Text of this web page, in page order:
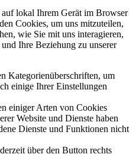
lokal Ihrem Gerät im Browser
Cookies, um uns mitzuteilen,
wie Sie mit uns interagieren,
Ihre Beziehung zu unserer
Kategorienüberschriften, um
einige Ihrer Einstellungen
einiger Arten von Cookies
Website und Dienste haben
Dienste und Funktionen nicht
über den Button rechts